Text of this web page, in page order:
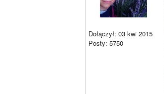
Dołączył: 03 kwi 2015
Posty: 5750